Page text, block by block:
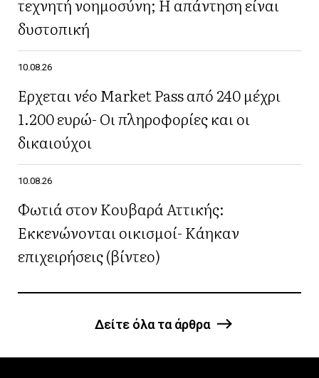
δυστοπική
10.08.26
Έρχεται νέο Market Pass από 240 μέχρι
1.200 ευρώ- Οι πληροφορίες και οι
δικαιούχοι
10.08.26
Φωτιά στον Κουβαρά Αττικής:
Εκκενώνονται οικισμοί- Κάηκαν
επιχειρήσεις (βίντεο)
Δείτε όλα τα άρθρα